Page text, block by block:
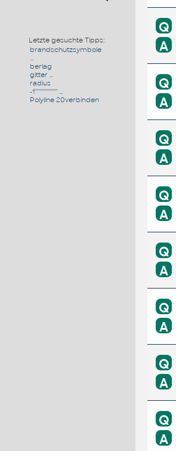
Letzte gesuchte Tipps:
brandschutzsymbole
berlag
gitter ...
radius
-1''''''''''''''''''' ...
Polyline 20verbinden
Q
A
Q
A
Q
A
Q
A
Q
A
Q
A
Q
A
Q
A